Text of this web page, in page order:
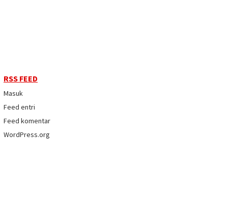
RSS FEED
Masuk
Feed entri
Feed komentar
WordPress.org